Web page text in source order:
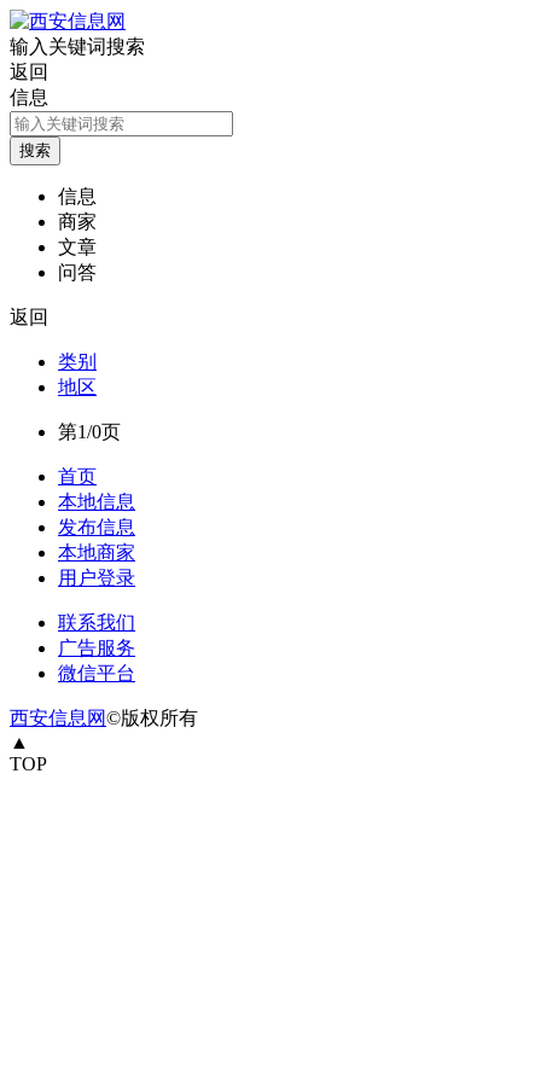
输入关键词搜索
返回
信息
信息
商家
文章
问答
返回
类别
地区
第1/0页
首页
本地信息
发布信息
本地商家
用户登录
联系我们
广告服务
微信平台
西安信息网©版权所有
▲
TOP